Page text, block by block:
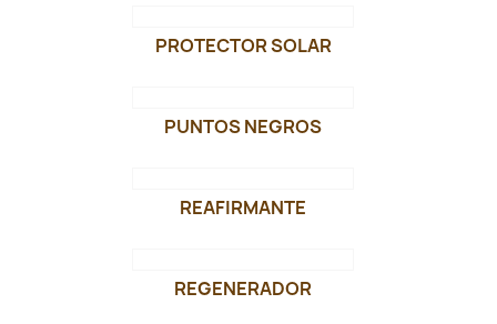
PROTECTOR SOLAR
PUNTOS NEGROS
REAFIRMANTE
REGENERADOR